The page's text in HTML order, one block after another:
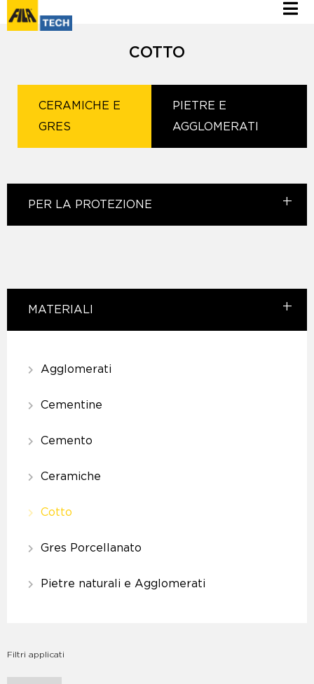
COTTO
CERAMICHE E
GRES
PIETRE E
AGGLOMERATI
PER LA PROTEZIONE
MATERIALI
Agglomerati
Cementine
Cemento
Ceramiche
Cotto
Gres Porcellanato
Pietre naturali e Agglomerati
Filtri applicati